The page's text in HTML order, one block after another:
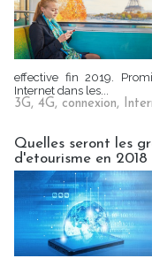
effective fin 2019.
Internet dans les...
3G, 4G, connexion,
Quelles seront les
d'etourisme en 2018